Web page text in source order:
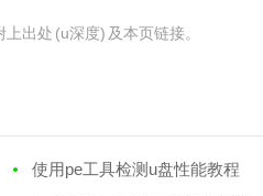
上出处 (u深度) 及本页链接。
使用pe工具检测u盘性能教程